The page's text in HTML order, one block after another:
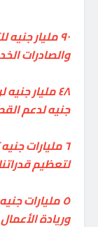
٩٠ مليار
والصادرات
جنيه لدعم
٦ مليارات
لتعظيم
٥ مليارات